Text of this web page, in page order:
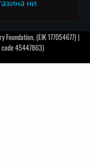
ни
(EIK 177054677) |
code 45447863)